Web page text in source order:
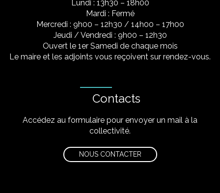
Lundi : 13h30 – 18h00
Mardi : Fermé
Mercredi : 9h00 – 12h30 / 14h00 – 17h00
Jeudi / Vendredi : 9h00 – 12h30
Ouvert le 1er Samedi de chaque mois
Le maire et les adjoints vous reçoivent sur rendez-vous.
Contacts
Accédez au formulaire pour envoyer un mail à la
collectivité.
NOUS CONTACTER